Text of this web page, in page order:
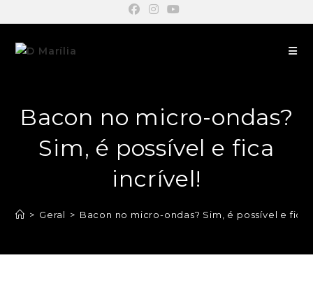
Bacon no micro-ondas?
Sim, é possível e fica
incrível!
> Geral > Bacon no micro-ondas? Sim, é possível e fica